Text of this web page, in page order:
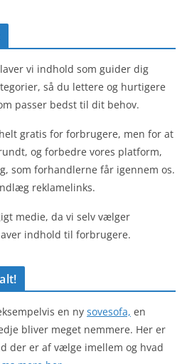
vi indhold som guider dig
så du lettere og hurtigere
passer bedst til dit behov.
gratis for forbrugere, men for at
og forbedre vores platform,
som forhandlerne får igennem os.
reklamelinks.
medie, da vi selv vælger
indhold til forbrugere.
en ny sovesofa, en
bliver meget nemmere. Her er
der er af vælge imellem og hvad